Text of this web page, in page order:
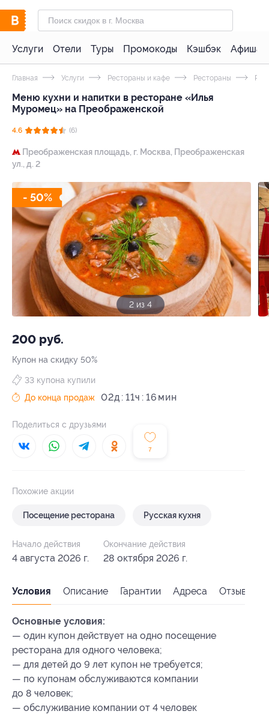
Услуги Отели Туры Промокоды Кэшбэк Афиша
Главная Услуги Рестораны и кафе Рестораны
Меню кухни и напитки в ресторане «Илья
Муромец» на Преображенской
4.6 (6)
Преображенская площадь, г. Москва, Преображенская
ул., д. 2
- 50%
3 из 4
200 руб.
Купон на скидку 50%
7
33 купона купили
До конца продаж
02д 11ч 16
Поделиться с друзьями
Похожие акции
Посещение ресторана Русская кухня
Начало действия
4 августа 2026 г.
Окончание действия
28 октября 2026 г.
Условия Описание Гарантии Адреса Отзывы
Основные условия:
— один купон действует на одно посещение
ресторана для одного человека;
— для детей до 9 лет купон не требуется;
— по купонам обслуживаются компании
до 8 человек;
— обслуживание компании от 4 человек